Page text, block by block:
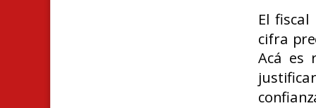
El
cifra
Acá es